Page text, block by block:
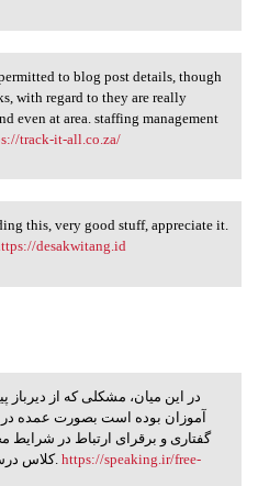
permitted to blog
to blog post details, though
with regard to they are really
even at area. staffing management
track-it-all.co.za/
this, very
this, very good stuff, appreciate it.
desakwitang.id
در این میان،
در این میان، مشکلی که از دیرباز
آموزان بوده است بصورت عمده
گفتاری و برقرای ارتباط در شرایط
کلاس درس بوده است. https://speaking.ir/free-